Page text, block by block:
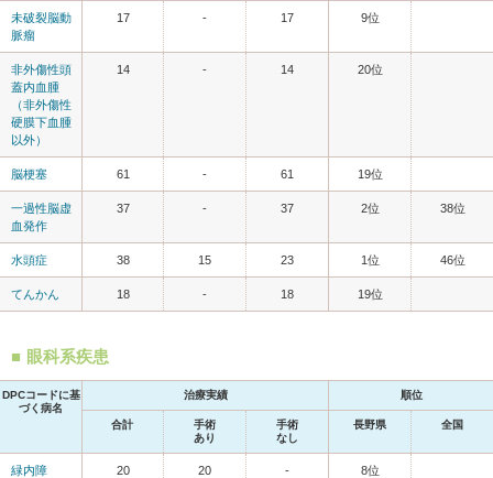
未破裂脳動
脈瘤
17 - 17 9位
非外傷性頭
蓋内血腫
（非外傷性
硬膜下血腫
以外）
14 - 14 20位
脳梗塞 61 - 61 19位
一過性脳虚
血発作
37 - 37 2位 38位
水頭症 38 15 23 1位 46位
てんかん 18 - 18 19位
眼科系疾患
DPCコードに基
づく病名
治療実績 順位
合計
手術
あり
手術
なし
長野県 全国
緑内障 20 20 - 8位